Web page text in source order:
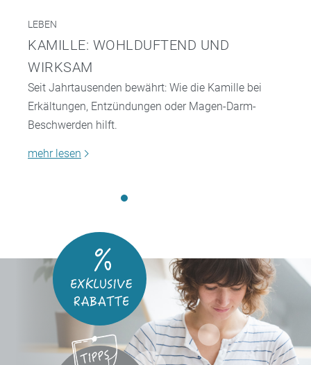
LEBEN
KAMILLE: WOHLDUFTEND UND
WIRKSAM
Seit Jahrtausenden bewährt: Wie die Kamille bei
Erkältungen, Entzündungen oder Magen-Darm-
Beschwerden hilft.
mehr lesen